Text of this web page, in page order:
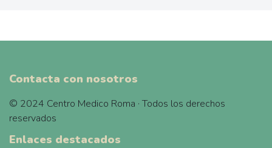
Contacta con nosotros
© 2024 Centro Medico Roma · Todos los derechos
reservados
Enlaces destacados